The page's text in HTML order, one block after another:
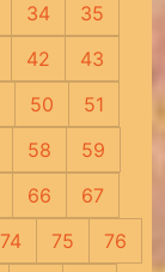
34
35
42
43
50
51
58
59
66
67
74 75
76